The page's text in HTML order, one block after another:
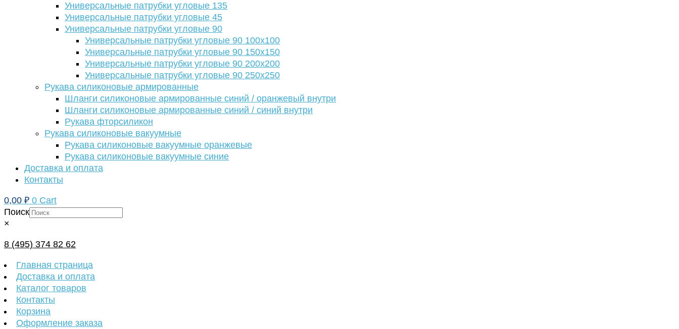
Универсальные патрубки угловые 135
Универсальные патрубки угловые 45
Универсальные патрубки угловые 90
Универсальные патрубки угловые 90 100х100
Универсальные патрубки угловые 90 150х150
Универсальные патрубки угловые 90 200х200
Универсальные патрубки угловые 90 250х250
Рукава силиконовые армированные
Шланги силиконовые армированные синий / оранжевый внутри
Шланги силиконовые армированные синий / синий внутри
Рукава фторсиликон
Рукава силиконовые вакуумные
Рукава силиконовые вакуумные оранжевые
Рукава силиконовые вакуумные синие
Доставка и оплата
Контакты
0,00 ₽ 0 Cart
Поиск
×
8 (495) 374 82 62
Главная страница
Доставка и оплата
Каталог товаров
Контакты
Корзина
Оформление заказа